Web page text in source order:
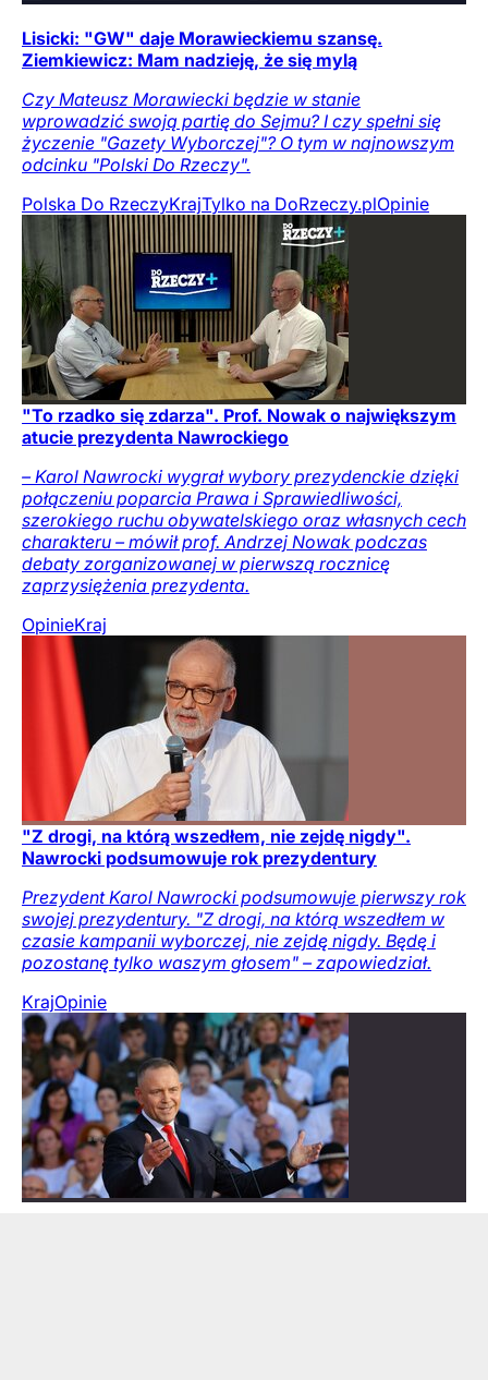
Lisicki: "GW" daje Morawieckiemu szansę.
Ziemkiewicz: Mam nadzieję, że się mylą
Czy Mateusz Morawiecki będzie w stanie
wprowadzić swoją partię do Sejmu? I czy spełni się
życzenie "Gazety Wyborczej"? O tym w najnowszym
odcinku "Polski Do Rzeczy".
Polska Do RzeczyKrajTylko na DoRzeczy.plOpinie
"To rzadko się zdarza". Prof. Nowak o największym
atucie prezydenta Nawrockiego
– Karol Nawrocki wygrał wybory prezydenckie dzięki
połączeniu poparcia Prawa i Sprawiedliwości,
szerokiego ruchu obywatelskiego oraz własnych cech
charakteru – mówił prof. Andrzej Nowak podczas
debaty zorganizowanej w pierwszą rocznicę
zaprzysiężenia prezydenta.
OpinieKraj
"Z drogi, na którą wszedłem, nie zejdę nigdy".
Nawrocki podsumowuje rok prezydentury
Prezydent Karol Nawrocki podsumowuje pierwszy rok
swojej prezydentury. "Z drogi, na którą wszedłem w
czasie kampanii wyborczej, nie zejdę nigdy. Będę i
pozostanę tylko waszym głosem" – zapowiedział.
KrajOpinie